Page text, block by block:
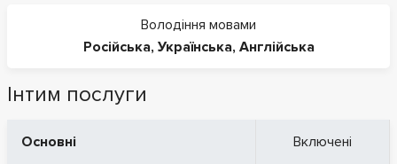
Володіння мовами
Російська, Українська, Англійська
Інтим послуги
Основні Включені